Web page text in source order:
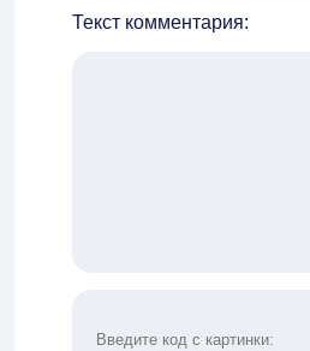
Текст комментария: